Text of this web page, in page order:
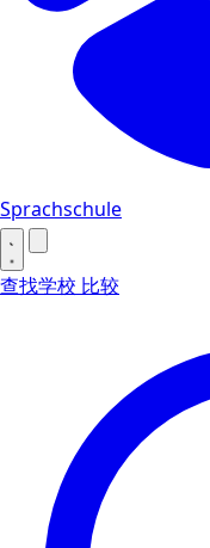
Sprachschule
查找学校 比较